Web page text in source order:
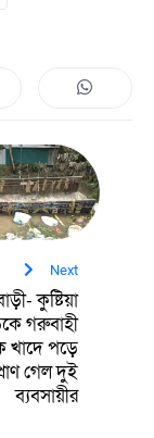
Next
কুষ্টিয়া
গরুবাহী
খাদে পড়ে
গেল দুই
ব্যবসায়ীর